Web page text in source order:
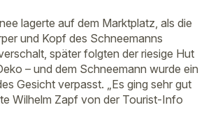
lagerte auf dem Marktplatz, als die
und Kopf des Schneemanns
später folgten der riesige Hut
– und dem Schneemann wurde ein
Gesicht verpasst. „Es ging sehr gut
Wilhelm Zapf von der Tourist-Info